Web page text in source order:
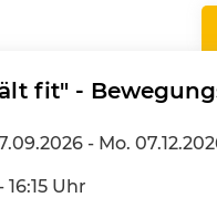
fit" -
- Mo.
16:15 Uhr